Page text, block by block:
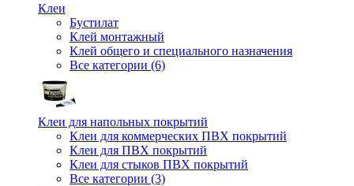
Клеи
Бустилат
Клей монтажный
Клей общего и специального назначения
Все категории (6)
Клеи для напольных покрытий
Клеи для коммерческих ПВХ покрытий
Клеи для ПВХ покрытий
Клеи для стыков ПВХ покрытий
Все категории (3)